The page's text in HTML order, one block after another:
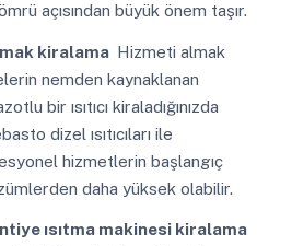
açısından büyük önem taşır.
kiralama Hizmeti almak
nemden kaynaklanan
bir ısıtıcı kiraladığınızda
dizel ısıtıcıları ile
hizmetlerin başlangıç
daha yüksek olabilir.
ısıtma makinesi kiralama